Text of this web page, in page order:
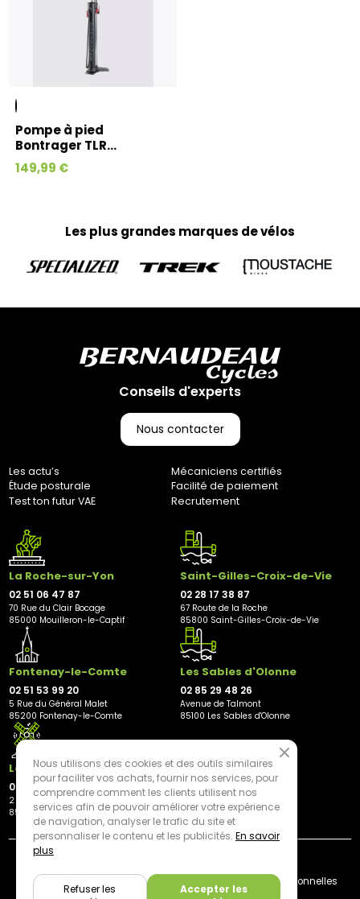
Pompe à pied
Bontrager TLR...
149,99 €
Les plus grandes marques de vélos
Conseils d'experts
Nous contacter
Les actu’s
Mécaniciens certifiés
Étude posturale
Facilité de paiement
Test ton futur VAE
Recrutement
La Roche-sur-Yon
02 51 06 47 87
70 Rue du Clair Bocage
85000 Mouilleron-le-Captif
Saint-Gilles-Croix-de-Vie
02 28 17 38 87
67 Route de la Roche
85800 Saint-Gilles-Croix-de-Vie
Fontenay-le-Comte
02 51 53 99 20
5 Rue du Général Malet
85200 Fontenay-le-Comte
Les Sables d'Olonne
02 85 29 48 26
Avenue de Talmont
85100 Les Sables d'Olonne
Les Herbiers
02 21 81 23 11
2 rue des Peupliers
85500 Les Herbiers
Livraison
Plan du site Mentions légales
Données personnelles
Nous utilisons des cookies et des outils similaires
pour faciliter vos achats, fournir nos services, pour
comprendre comment les clients utilisent nos
services afin de pouvoir améliorer votre expérience
de navigation, analyser le trafic du site et
personnaliser le contenu et les publicités. En savoir
plus
Accepter les
Refuser les